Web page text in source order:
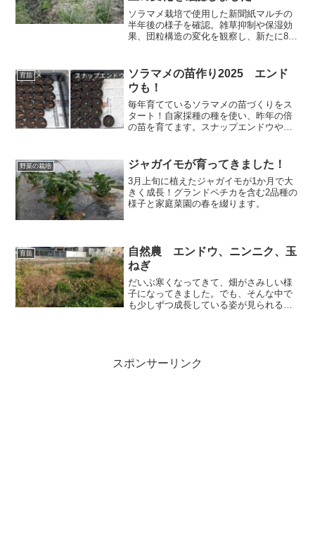
ソラマメ栽培で使用した新聞紙マルチの
半年後の様子を確認。雑草抑制や保湿効
果、団粒構造の変化を観察し、新たに8枚
育苗
ソラマメの苗作り2025 エンド
ウも！
毎年育てているソラマメの苗づくりをス
タート！自家採種の種を使い、昨年の倍
の苗を育てます。スナップエンドウやウ
野菜の栽培 ジャガイモが育ってきました！
3月上旬に植えたジャガイモが1か月で大
きく成長！グランドペチカを含む2品種の
様子と家庭菜園の春を綴ります。
育苗
自然農 エンドウ、ニンニク、玉
ねぎ
だいぶ寒くなってきて、畑がさみしい様
子になってきました。でも、そんな中で
も少しずつ成長している姿が見られるの
スポンサーリンク